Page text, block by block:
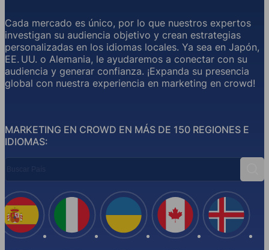
MARKETING EN CROWD EN MÁS DE 150 REGIONES E
IDIOMAS:
Cada mercado es único, por lo que nuestros expertos
investigan su audiencia objetivo y crean estrategias
personalizadas en los idiomas locales. Ya sea en Japón,
EE. UU. o Alemania, le ayudaremos a conectar con su
audiencia y generar confianza. ¡Expanda su presencia
global con nuestra experiencia en marketing en crowd!
España Italia Ucrania Canadá